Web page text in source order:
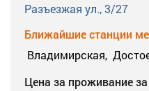
Разъезжая ул., 3/27
Ближайшие станции
Владимирская,
Цена за проживание